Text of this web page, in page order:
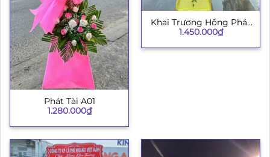
Phát Tài A01
1.280.000₫
Khai Trương Hồng Phát
003
1.450.000₫